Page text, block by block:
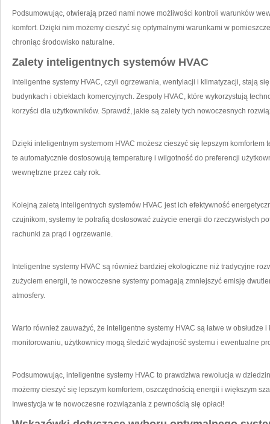
Podsumowując, otwierają przed nami⁢ nowe możliwości kontroli‍ warunków
komfort. Dzięki nim możemy cieszyć się optymalnymi warunkami w⁢
chroniąc środowisko⁤ naturalne.
Zalety inteligentnych systemów HVAC
Inteligentne systemy ⁢HVAC, czyli ogrzewania, wentylacji i klimatyzacji, stają
budynkach i obiektach komercyjnych. ‌Zespoły​ HVAC, które wykorzystują⁣
korzyści dla ⁤użytkowników. Sprawdź,‍ jakie⁤ są zalety ⁤tych nowoczesnych
Dzięki⁤ inteligentnym systemom HVAC możesz cieszyć się lepszym ⁤komfortem⁢
te⁣ automatycznie dostosowują temperaturę i‌ wilgotność⁣ do⁤ preferencji
wewnętrzne przez cały ⁣rok.
Kolejną zaletą inteligentnych systemów HVAC jest ​ich efektywność
czujnikom,‍ systemy te potrafią dostosować zużycie energii do rzeczywistych
rachunki za prąd i ogrzewanie.
Inteligentne systemy HVAC są‌ również bardziej ​ekologiczne‍ niż tradycyjne
zużyciem energii, te nowoczesne systemy pomagają zmniejszyć emisję
atmosfery.
Warto również zauważyć, że inteligentne systemy HVAC są łatwe w
monitorowaniu, użytkownicy mogą śledzić wydajność‌ systemu i ewentualne‌
Podsumowując, inteligentne ‍systemy HVAC to prawdziwa rewolucja w
możemy cieszyć ⁣się lepszym komfortem, oszczędnością energii i większym
Inwestycja w te nowoczesne rozwiązania z pewnością ‌się opłaci!